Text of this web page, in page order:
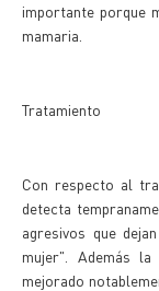
importante porque
mamaria.
Tratamiento
Con respecto al
detecta
agresivos que
mujer". Además
mejorado